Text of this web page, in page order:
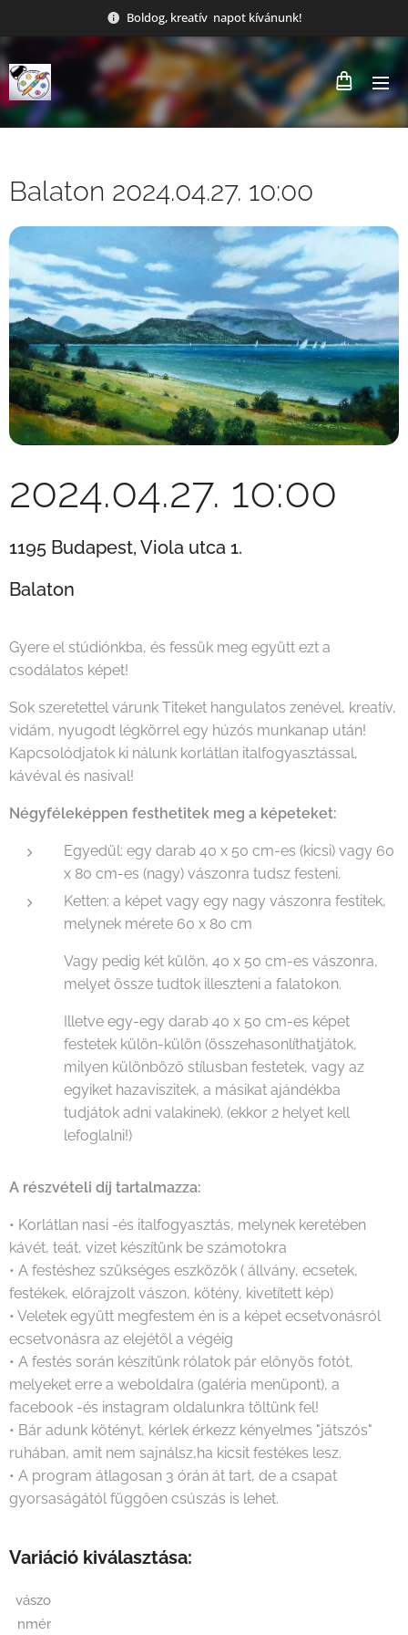
Boldog, kreatív napot kívánunk!
Balaton 2024.04.27. 10:00
2024.04.27. 10:00
1195 Budapest, Viola utca 1.
Balaton
Gyere el stúdiónkba, és fessük meg együtt ezt a
csodálatos képet!
Sok szeretettel várunk Titeket hangulatos zenével, kreatív,
vidám, nyugodt légkörrel egy húzós munkanap után!
Kapcsolódjatok ki nálunk korlátlan italfogyasztással,
kávéval és nasival!
Négyféleképpen festhetitek meg a képeteket:
Egyedül: egy darab 40 x 50 cm-es (kicsi) vagy 60
x 80 cm-es (nagy) vászonra tudsz festeni.
Ketten: a képet vagy egy nagy vászonra festitek,
melynek mérete 60 x 80 cm
Vagy pedig két külön, 40 x 50 cm-es vászonra,
melyet össze tudtok illeszteni a falatokon.
Illetve egy-egy darab 40 x 50 cm-es képet
festetek külön-külön (összehasonlíthatjátok,
milyen különböző stílusban festetek, vagy az
egyiket hazaviszitek, a másikat ajándékba
tudjátok adni valakinek). (ekkor 2 helyet kell
lefoglalni!)
A részvételi díj tartalmazza:
• Korlátlan nasi -és italfogyasztás, melynek keretében
kávét, teát, vizet készítünk be számotokra
• A festéshez szükséges eszközök ( állvány, ecsetek,
festékek, előrajzolt vászon, kötény, kivetített kép)
• Veletek együtt megfestem én is a képet ecsetvonásról
ecsetvonásra az elejétől a végéig
• A festés során készítünk rólatok pár előnyös fotót,
melyeket erre a weboldalra (galéria menüpont), a
facebook -és instagram oldalunkra töltünk fel!
• Bár adunk kötényt, kérlek érkezz kényelmes "játszós"
ruhában, amit nem sajnálsz,ha kicsit festékes lesz.
• A program átlagosan 3 órán át tart, de a csapat
gyorsaságától függően csúszás is lehet.
Variáció kiválasztása:
vászo
nmér